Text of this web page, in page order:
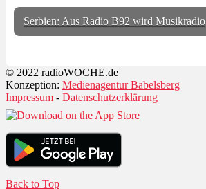
Serbien: Aus Radio B92 wird Musikradio
© 2022 radioWOCHE.de
Konzeption: Medienagentur Babelsberg
Impressum - Datenschutzerklärung
Back to Top